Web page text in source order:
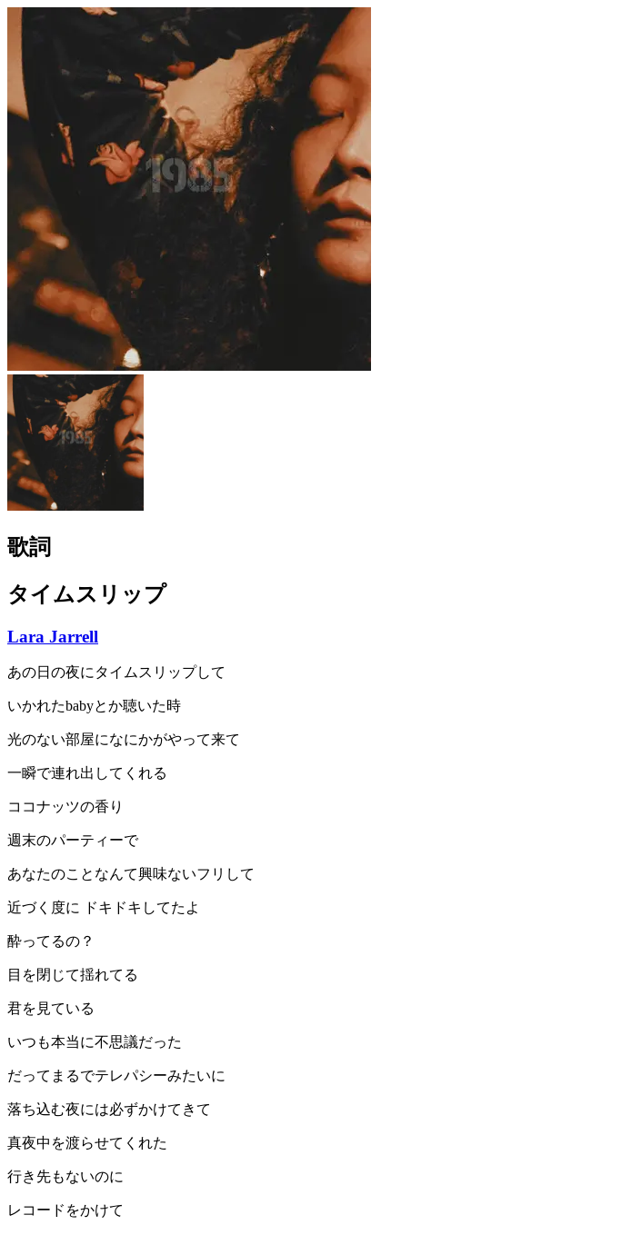
歌詞
タイムスリップ
Lara Jarrell
あの日の夜にタイムスリップして
いかれたbabyとか聴いた時
光のない部屋になにかがやって来て
一瞬で連れ出してくれる
ココナッツの香り
週末のパーティーで
あなたのことなんて興味ないフリして
近づく度に ドキドキしてたよ
酔ってるの？
目を閉じて揺れてる
君を見ている
いつも本当に不思議だった
だってまるでテレパシーみたいに
落ち込む夜には必ずかけてきて
真夜中を渡らせてくれた
行き先もないのに
レコードをかけて